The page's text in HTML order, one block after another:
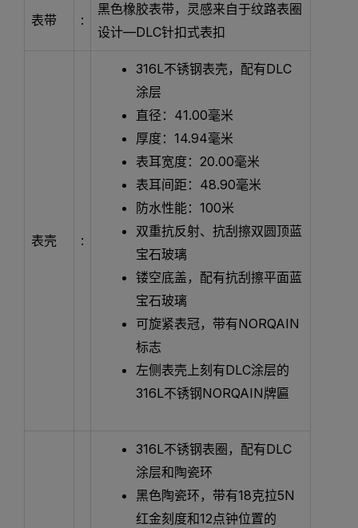
表带 :
黑色橡胶表带，灵感来自于纹路表圈
设计—DLC针扣式表扣
表壳 :
316L不锈钢表壳，配有DLC
涂层
直径：41.00毫米
厚度：14.94毫米
表耳宽度：20.00毫米
表耳间距：48.90毫米
防水性能：100米
双重抗反射、抗刮擦双圆顶蓝
宝石玻璃
镂空底盖，配有抗刮擦平面蓝
宝石玻璃
可旋紧表冠，带有NORQAIN
标志
左侧表壳上刻有DLC涂层的
316L不锈钢NORQAIN牌匾
316L不锈钢表圈，配有DLC
涂层和陶瓷环
黑色陶瓷环，带有18克拉5N
红金刻度和12点钟位置的